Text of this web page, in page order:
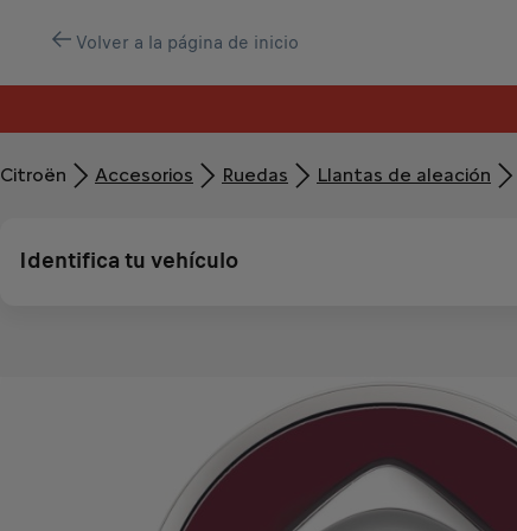
Volver a la página de inicio
Citroën Accesorios Ruedas Llantas de aleación
Identifica tu vehículo